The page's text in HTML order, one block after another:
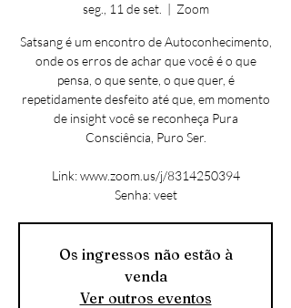
seg., 11 de set.
  |
Zoom
Satsang é um encontro de Autoconhecimento,
onde os erros de achar que você é o que
pensa, o que sente, o que quer, é
repetidamente desfeito até que, em momento
de insight você se reconheça Pura
Consciência, Puro Ser.
Link: www.zoom.us/j/8314250394
Senha: veet
Os ingressos não estão à
venda
Ver outros eventos